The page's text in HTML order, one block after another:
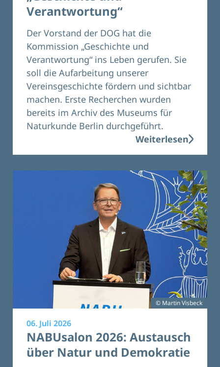
Verantwortung“
Der Vorstand der DOG hat die
Kommission „Geschichte und
Verantwortung“ ins Leben gerufen. Sie
soll die Aufarbeitung unserer
Vereinsgeschichte fördern und sichtbar
machen. Erste Recherchen wurden
bereits im Archiv des Museums für
Naturkunde Berlin durchgeführt.
Weiterlesen
© Martin Visbeck
06. Juli 2026
NABUsalon 2026: Austausch
über Natur und Demokratie